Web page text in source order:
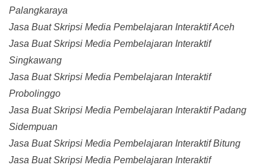
Palangkaraya
Jasa Buat Skripsi Media Pembelajaran Interaktif Aceh
Jasa Buat Skripsi Media Pembelajaran Interaktif
Singkawang
Jasa Buat Skripsi Media Pembelajaran Interaktif
Probolinggo
Jasa Buat Skripsi Media Pembelajaran Interaktif Padang
Sidempuan
Jasa Buat Skripsi Media Pembelajaran Interaktif Bitung
Jasa Buat Skripsi Media Pembelajaran Interaktif